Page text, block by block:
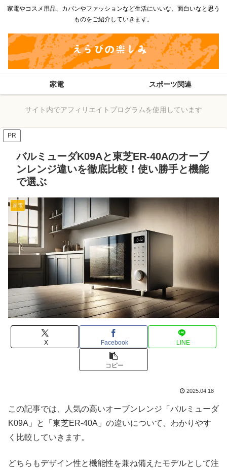
家電やコスメ用品、カバンやファッションなど生活にいいな、面白いなと思う
ものをご紹介していきます。
家電 スポーツ関連
サイト内でアフィリエイトプログラムを使用しています
PR
バルミューダK09Aと東芝ER-40Aのオーブ
ンレンジ違いを徹底比較！使い勝手と機能
で選ぶ
家電
X Facebook LINE
コピー
2025.04.18
この記事では、人気の高いオーブンレンジ「バルミューダ
K09A」と「東芝ER-40A」の違いについて、わかりやす
く比較していきます。
どちらもデザイン性と機能性を兼ね備えたモデルとして注